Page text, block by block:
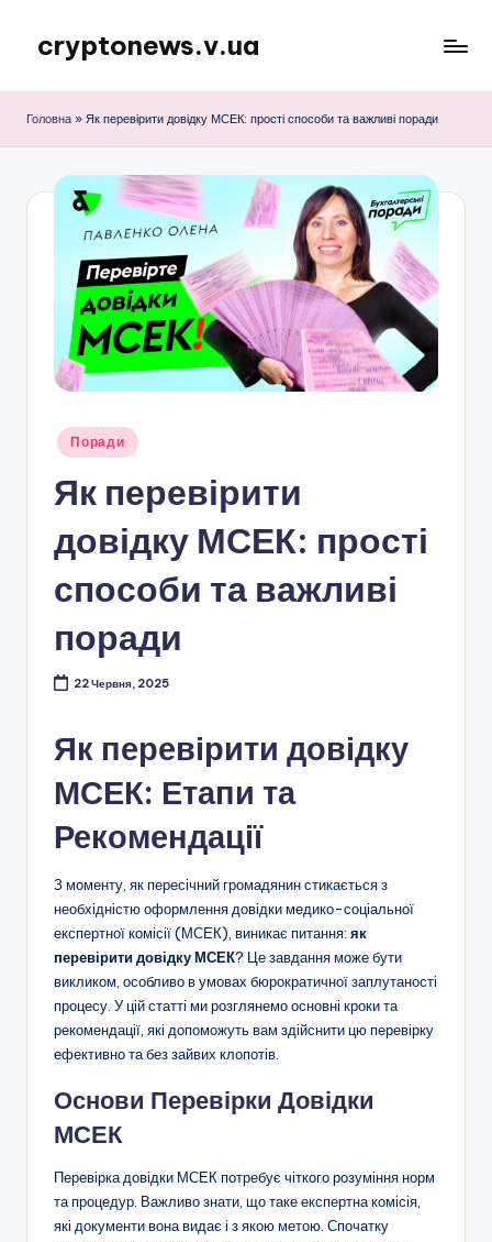
Перейти
вмісту
cryptonews.v.ua
криптовалют,
курси,
прогнози
гайди.
Головна » Як перевірити довідку МСЕК: прості способи та важливі поради
Опубліковано
Поради
Як перевірити
довідку МСЕК: прості
способи та важливі
поради
22 Червня, 2025
Як перевірити довідку
МСЕК: Етапи та
Рекомендації
З моменту, як пересічний громадянин стикається з
необхідністю оформлення довідки медико-соціальної
експертної комісії (МСЕК), виникає питання: як
перевірити довідку МСЕК? Це завдання може бути
викликом, особливо в умовах бюрократичної заплутаності
процесу. У цій статті ми розглянемо основні кроки та
рекомендації, які допоможуть вам здійснити цю перевірку
ефективно та без зайвих клопотів.
Основи Перевірки Довідки
МСЕК
Перевірка довідки МСЕК потребує чіткого розуміння норм
та процедур. Важливо знати, що таке експертна комісія,
які документи вона видає і з якою метою. Спочатку